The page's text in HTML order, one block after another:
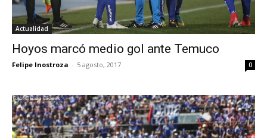
Actualidad
Hoyos marcó medio gol ante Temuco
Felipe Inostroza - 5 agosto, 2017 0